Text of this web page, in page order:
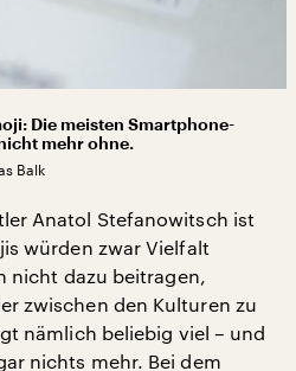
Die meisten Smartphone-
mehr ohne.
Balk
Anatol Stefanowitsch ist
würden zwar Vielfalt
nicht dazu beitragen,
zwischen den Kulturen zu
nämlich beliebig viel – und
nichts mehr. Bei dem